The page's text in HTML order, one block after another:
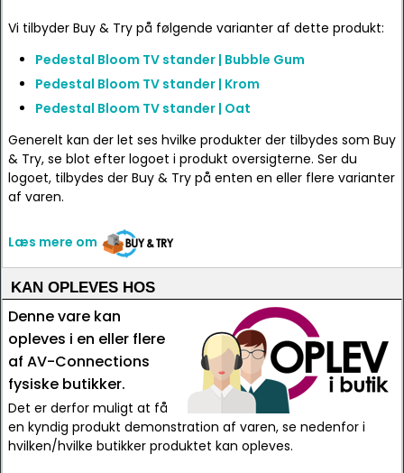
Vi tilbyder Buy & Try på følgende varianter af dette produkt:
Pedestal Bloom TV stander | Bubble Gum
Pedestal Bloom TV stander | Krom
Pedestal Bloom TV stander | Oat
Generelt kan der let ses hvilke produkter der tilbydes som Buy
& Try, se blot efter logoet i produkt oversigterne. Ser du
logoet, tilbydes der Buy & Try på enten en eller flere varianter
af varen.
Læs mere om
KAN OPLEVES HOS
Denne vare kan
opleves i en eller flere
af AV-Connections
fysiske butikker.
Det er derfor muligt at få
en kyndig produkt demonstration af varen, se nedenfor i
hvilken/hvilke butikker produktet kan opleves.